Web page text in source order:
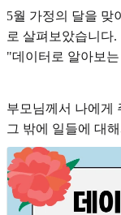
5월 가정의 달을 맞
로 살펴보았습니다.
"데이터로 알아보
부모님께서 나에게
그 밖에 일들에 대